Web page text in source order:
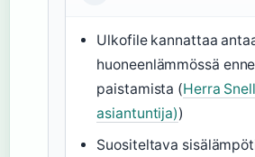
Ulkofile kannattaa
huoneenlämmössä
paistamista (Herra
asiantuntija))
Suositeltava